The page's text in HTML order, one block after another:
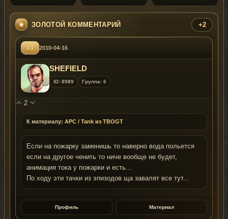
ЗОЛОТОЙ КОММЕНТАРИЙ +2
#3 2010-04-16
SHEFIELD
ID: 8989 Группа: 6
2
К материалу: APC / Tank из TBOGT
Если на пожарку заменишь то наверно вода польется
если на другое ченить то ниче вообще не будет,
анимация тока у пожарки и есть...
По ходу эти тачки из эпизодов ща завалят все тут...
Профиль Материал